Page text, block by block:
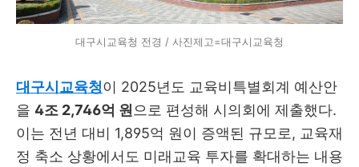
대구시교육청 전경 / 사진제고=대구시교육청
대구시교육청이 2025년도 교육비특별회계 예산안
을 4조 2,746억 원 으로 편성해 시의회에 제출했다.
이는 전년 대비 1,895억 원이 증액된 규모로, 교육재
정 축소 상황에서도 미래교육 투자를 확대하는 내용